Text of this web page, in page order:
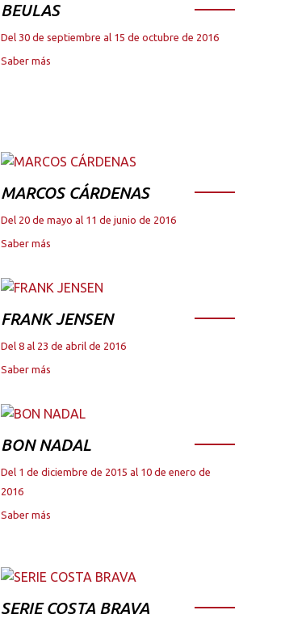
BEULAS
Del 30 de septiembre al 15 de octubre de 2016
Saber más
MARCOS CÁRDENAS
Del 20 de mayo al 11 de junio de 2016
Saber más
FRANK JENSEN
Del 8 al 23 de abril de 2016
Saber más
BON NADAL
Del 1 de diciembre de 2015 al 10 de enero de
2016
Saber más
SERIE COSTA BRAVA